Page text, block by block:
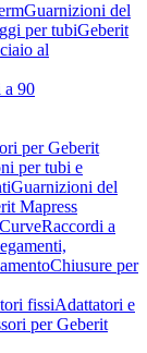
Guarnizioni del
per tubiGeberit
al
a 90
per Geberit
per tubi e
Guarnizioni del
Mapress
CurveRaccordi a
Chiusure per
fissiAdattatori e
per Geberit